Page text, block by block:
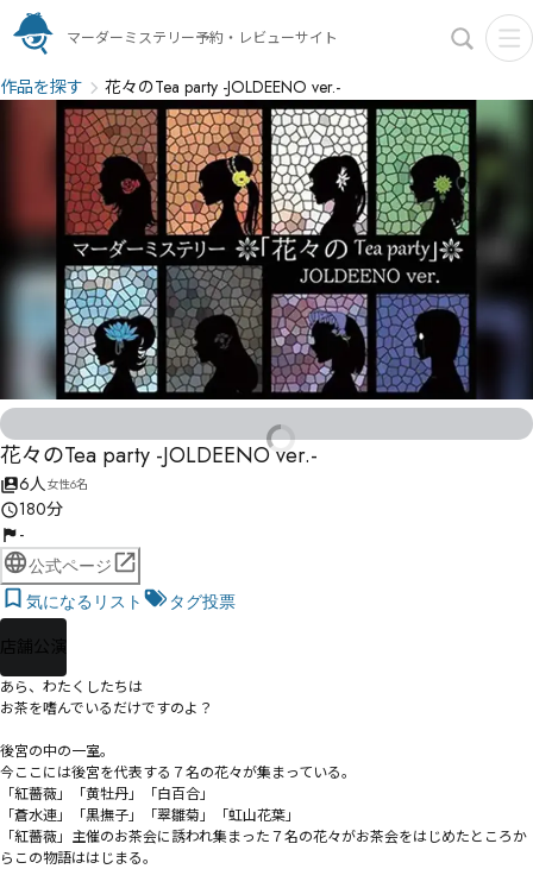
マーダーミステリー予約・レビューサイト
作品を探す 花々のTea party -JOLDEENO ver.-
花々のTea party -JOLDEENO ver.-
6人女性6名
180分
-
公式ページ
気になるリスト
タグ投票
店舗公演
あら、わたくしたちは
お茶を嗜んでいるだけですのよ？
後宮の中の一室。
今ここには後宮を代表する７名の花々が集まっている。
「紅薔薇」「黄牡丹」「白百合」
「蒼水連」「黒撫子」「翠雛菊」「虹山花葉」
「紅薔薇」主催のお茶会に誘われ集まった７名の花々がお茶会をはじめたところか
らこの物語ははじまる。